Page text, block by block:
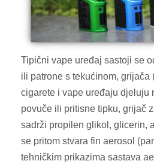
Tipični vape uređaj sastoji se
ili patrone s tekućinom, grijača
cigarete i vape uređaju djeluju
povuče ili pritisne tipku, grijač
sadrži propilen glikol, glicerin,
se pritom stvara fin aerosol
tehničkim prikazima sastava